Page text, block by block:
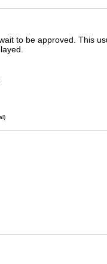
to be approved. This